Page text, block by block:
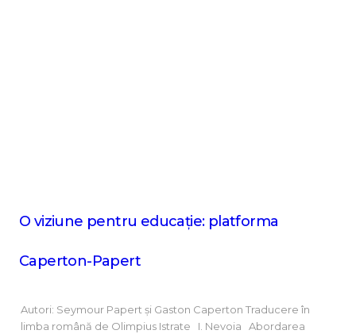
O viziune pentru educație: platforma
Caperton-Papert
Autori: Seymour Papert și Gaston Caperton Traducere în
limba română de Olimpius Istrate I. Nevoia Abordarea